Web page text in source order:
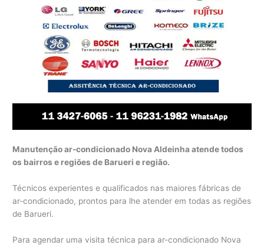
Manutenção ar-condicionado Nova Aldeinha atende todos
os bairros e regiões de Barueri e região.
Técnicos experientes e qualificados nas maiores fábricas de
ar-condicionado, prontos para lhe atender em todas as regiões
de Barueri.
Para agendar uma visita técnica para ar-condicionado Nova